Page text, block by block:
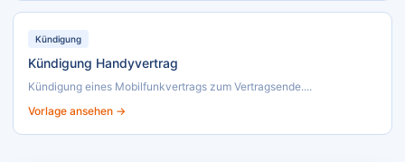
Kündigung
Kündigung Handyvertrag
Kündigung eines Mobilfunkvertrags zum Vertragsende....
Vorlage ansehen →